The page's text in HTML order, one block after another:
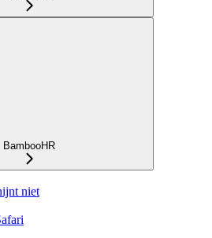
BambooHR
niet